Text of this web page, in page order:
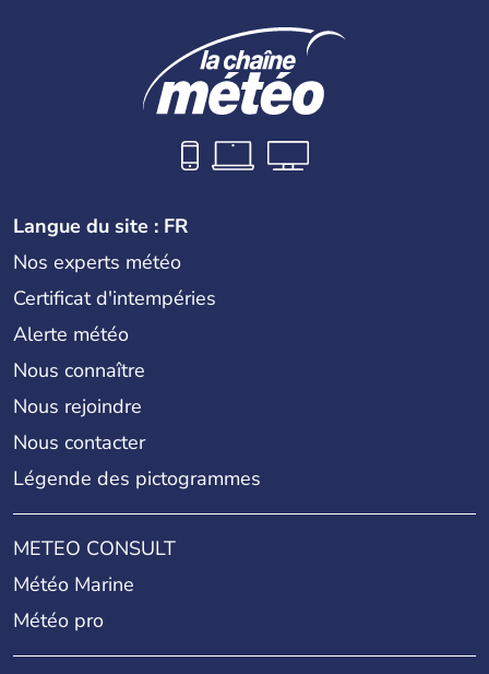
Langue du site : FR
Nos experts météo
Certificat d'intempéries
Alerte météo
Nous connaître
Nous rejoindre
Nous contacter
Légende des pictogrammes
METEO CONSULT
Météo Marine
Météo pro